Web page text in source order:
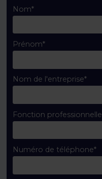
Nom*
Prénom*
Nom de l'entreprise*
Fonction professionnelle
Numéro de téléphone*